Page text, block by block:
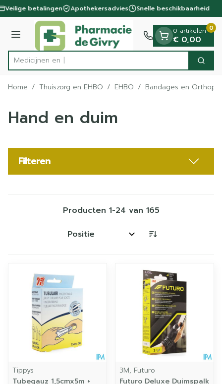
Ga naar de inhoud
1 van 1
Veilige betalingen Apothekersadvies Snelle beschikbaarheid
Menu
Product, merk, categorie... Zoek
0 artikelen
€ 0,00
0
Home / Thuiszorg en EHBO / EHBO / Bandages en
Hand en duim
Filteren
Producten 1-24 van 165
Sorteer op:
Tippys
Tubegauz 1,5cmx5m +
3M, Futuro
Futuro Deluxe Duimspalk